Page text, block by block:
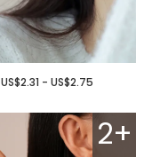
US$2.31 - US$2.75
2+